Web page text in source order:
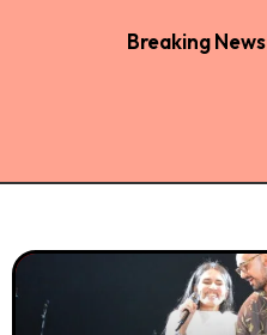
Breaking News